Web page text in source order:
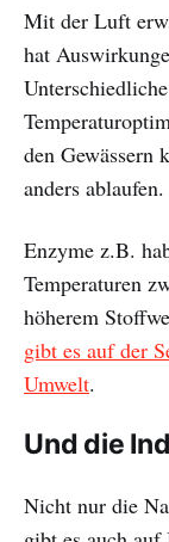
Mit der Luft
hat
den Gewässern
anders ablaufen.
Enzyme z.B.
Temperaturen
höherem
gibt es auf der
Umwelt.
Und die
Nicht nur die